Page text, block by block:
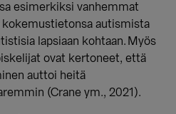
esimerkiksi vanhemmat
kokemustietonsa autismista
lapsiaan kohtaan. Myös
ovat kertoneet, että
auttoi heitä
(Crane ym., 2021).